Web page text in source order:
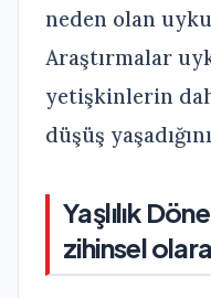
neden olan
Araştırmalar
yetişkinlerin
düşüş
Yaşlılık
zihinsel